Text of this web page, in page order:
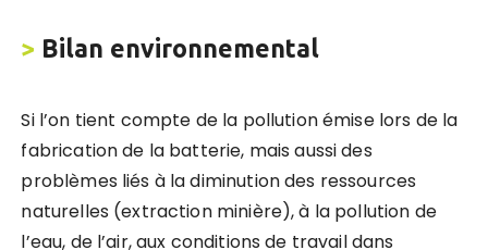
> Bilan environnemental
Si l’on tient compte de la pollution émise lors de la
fabrication de la batterie, mais aussi des
problèmes liés à la diminution des ressources
naturelles (extraction minière), à la pollution de
l’eau, de l’air, aux conditions de travail dans